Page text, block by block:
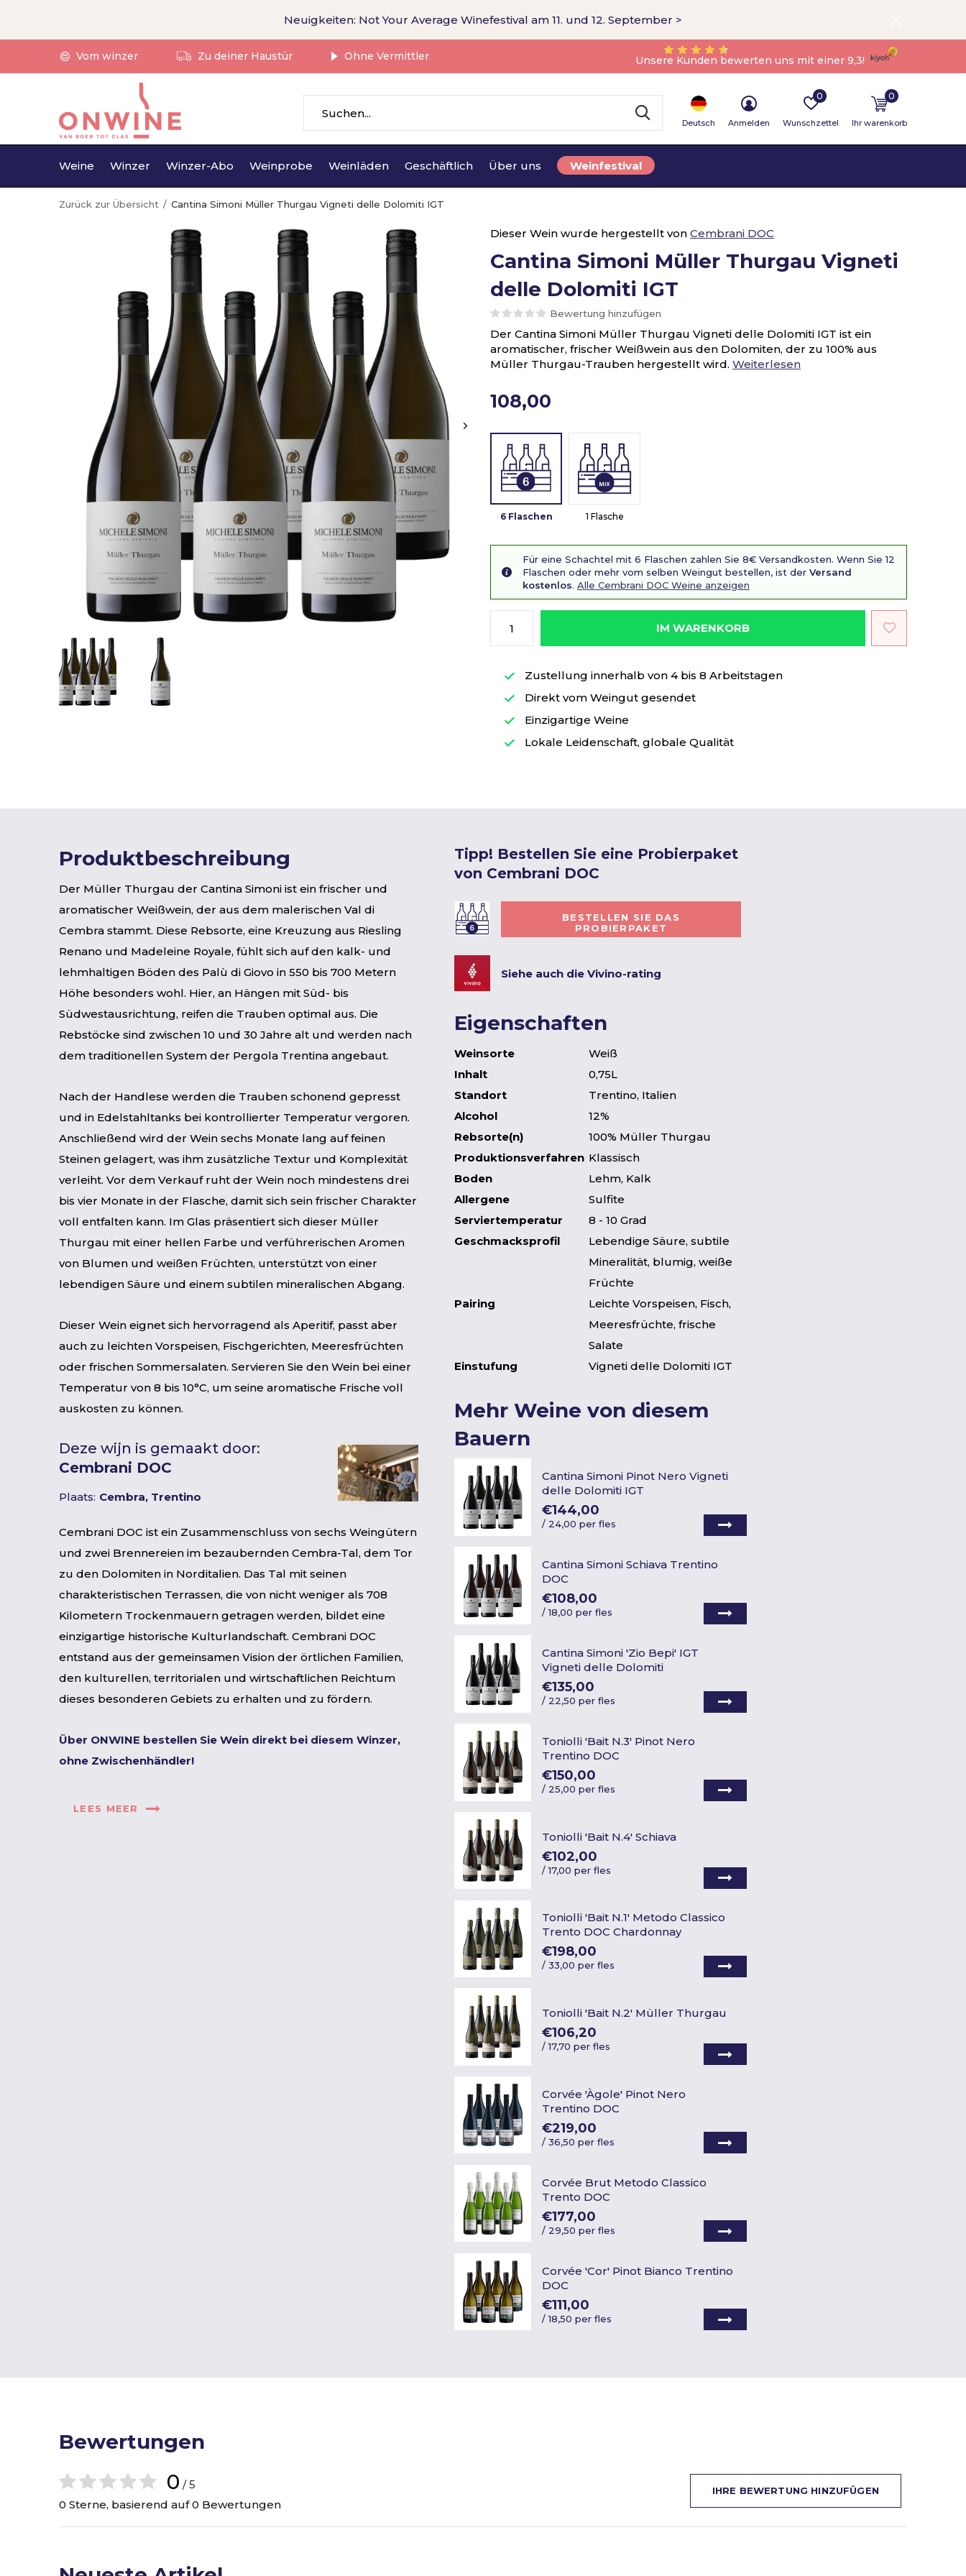
Weine Winzer Winzer-Abo Weinprobe Weinläden Geschäftlich Über uns Weinfestival
Deutsch Anmelden Wunschzettel
0
Ihr warenkorb
0
Vom winzer Zu deiner Haustür Ohne Vermittler Unsere Kunden bewerten uns mit einer 9,3!
Neuigkeiten: Not Your Average Winefestival am 11. und 12. September >
Zurück zur Übersicht Cantina Simoni Müller Thurgau Vigneti delle Dolomiti IGT
Dieser Wein wurde hergestellt von Cembrani DOC
Cantina Simoni Müller Thurgau Vigneti
delle Dolomiti IGT
Bewertung hinzufügen
Der Cantina Simoni Müller Thurgau Vigneti delle Dolomiti IGT ist ein
aromatischer, frischer Weißwein aus den Dolomiten, der zu 100% aus
Müller Thurgau-Trauben hergestellt wird. Weiterlesen
108,00
6 Flaschen 1 Flasche
Für eine Schachtel mit 6 Flaschen zahlen Sie 8€ Versandkosten. Wenn Sie 12
Flaschen oder mehr vom selben Weingut bestellen, ist der Versand
kostenlos. Alle Cembrani DOC Weine anzeigen
IM WARENKORB
Zustellung innerhalb von 4 bis 8 Arbeitstagen
Direkt vom Weingut gesendet
Einzigartige Weine
Lokale Leidenschaft, globale Qualität
Produktbeschreibung
Der Müller Thurgau der Cantina Simoni ist ein frischer und
aromatischer Weißwein, der aus dem malerischen Val di
Cembra stammt. Diese Rebsorte, eine Kreuzung aus Riesling
Renano und Madeleine Royale, fühlt sich auf den kalk- und
lehmhaltigen Böden des Palù di Giovo in 550 bis 700 Metern
Höhe besonders wohl. Hier, an Hängen mit Süd- bis
Südwestausrichtung, reifen die Trauben optimal aus. Die
Rebstöcke sind zwischen 10 und 30 Jahre alt und werden nach
dem traditionellen System der Pergola Trentina angebaut.
Nach der Handlese werden die Trauben schonend gepresst
und in Edelstahltanks bei kontrollierter Temperatur vergoren.
Anschließend wird der Wein sechs Monate lang auf feinen
Steinen gelagert, was ihm zusätzliche Textur und Komplexität
verleiht. Vor dem Verkauf ruht der Wein noch mindestens drei
bis vier Monate in der Flasche, damit sich sein frischer Charakter
voll entfalten kann. Im Glas präsentiert sich dieser Müller
Thurgau mit einer hellen Farbe und verführerischen Aromen
von Blumen und weißen Früchten, unterstützt von einer
lebendigen Säure und einem subtilen mineralischen Abgang.
Dieser Wein eignet sich hervorragend als Aperitif, passt aber
auch zu leichten Vorspeisen, Fischgerichten, Meeresfrüchten
oder frischen Sommersalaten. Servieren Sie den Wein bei einer
Temperatur von 8 bis 10°C, um seine aromatische Frische voll
auskosten zu können.
Deze wijn is gemaakt door:
Cembrani DOC
Plaats: Cembra, Trentino
Cembrani DOC ist ein Zusammenschluss von sechs Weingütern
und zwei Brennereien im bezaubernden Cembra-Tal, dem Tor
zu den Dolomiten in Norditalien. Das Tal mit seinen
charakteristischen Terrassen, die von nicht weniger als 708
Kilometern Trockenmauern getragen werden, bildet eine
einzigartige historische Kulturlandschaft. Cembrani DOC
entstand aus der gemeinsamen Vision der örtlichen Familien,
den kulturellen, territorialen und wirtschaftlichen Reichtum
dieses besonderen Gebiets zu erhalten und zu fördern.
Über ONWINE bestellen Sie Wein direkt bei diesem Winzer,
ohne Zwischenhändler!
LEES MEER
Tipp! Bestellen Sie eine Probierpaket
von Cembrani DOC
BESTELLEN SIE DAS
PROBIERPAKET
Siehe auch die Vivino-rating
Eigenschaften
Weinsorte
Weiß
Inhalt
0,75L
Standort
Trentino, Italien
Alcohol
12%
Rebsorte(n)
100% Müller Thurgau
Produktionsverfahren Klassisch
Boden
Lehm, Kalk
Allergene
Sulfite
Serviertemperatur
8 - 10 Grad
Geschmacksprofil
Lebendige Säure, subtile
Mineralität, blumig, weiße
Früchte
Pairing
Leichte Vorspeisen, Fisch,
Meeresfrüchte, frische
Salate
Einstufung
Vigneti delle Dolomiti IGT
Mehr Weine von diesem
Bauern
Cantina Simoni Pinot Nero Vigneti
delle Dolomiti IGT
€144,00
/ 24,00 per fles
Cantina Simoni Schiava Trentino
DOC
€108,00
/18,00 per fles
Cantina Simoni 'Zio Bepi' IGT
Vigneti delle Dolomiti
€135,00
/ 22,50 per fles
Toniolli 'Bait N.3' Pinot Nero
Trentino DOC
€150,00
/ 25,00 per fles
Toniolli 'Bait N.4' Schiava
€102,00
/17,00 per fles
Toniolli 'Bait N.1' Metodo Classico
Trento DOC Chardonnay
€198,00
/33,00 per fles
Toniolli 'Bait N.2' Müller Thurgau
€106,20
/17,70 per fles
Corvée 'Àgole' Pinot Nero
Trentino DOC
€219,00
/36,50 per fles
Corvée Brut Metodo Classico
Trento DOC
€177,00
/ 29,50 per fles
Corvée 'Cor' Pinot Bianco Trentino
DOC
€111,00
/18,50 per fles
Bewertungen
0 / 5
0 Sterne, basierend auf 0 Bewertungen
IHRE BEWERTUNG HINZUFÜGEN